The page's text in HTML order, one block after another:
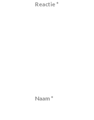
Reactie*
Naam*